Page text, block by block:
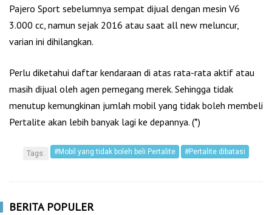
Pajero Sport sebelumnya sempat dijual dengan mesin V6
3.000 cc, namun sejak 2016 atau saat all new meluncur,
varian ini dihilangkan.
Perlu diketahui daftar kendaraan di atas rata-rata aktif atau
masih dijual oleh agen pemegang merek. Sehingga tidak
menutup kemungkinan jumlah mobil yang tidak boleh membeli
Pertalite akan lebih banyak lagi ke depannya. (*)
Tags: #Mobil yang tidak boleh beli Pertalite #Pertalite dibatasi
BERITA POPULER